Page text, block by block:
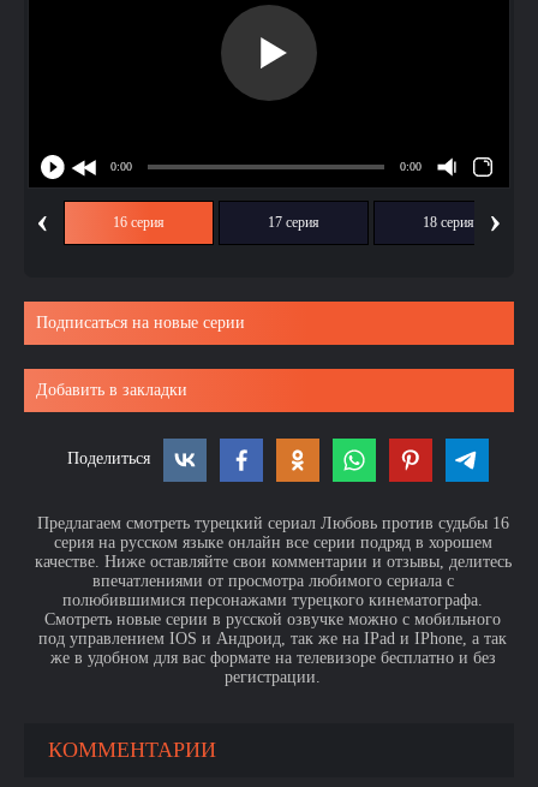
‹ 16 серия 17 серия 18 серия ›
Подписаться на новые серии
Добавить в закладки
Поделиться
Предлагаем смотреть турецкий сериал Любовь против судьбы 16
серия на русском языке онлайн все серии подряд в хорошем
качестве. Ниже оставляйте свои комментарии и отзывы, делитесь
впечатлениями от просмотра любимого сериала с
полюбившимися персонажами турецкого кинематографа.
Смотреть новые серии в русской озвучке можно с мобильного
под управлением IOS и Андроид, так же на IPad и IPhone, а так
же в удобном для вас формате на телевизоре бесплатно и без
регистрации.
КОММЕНТАРИИ